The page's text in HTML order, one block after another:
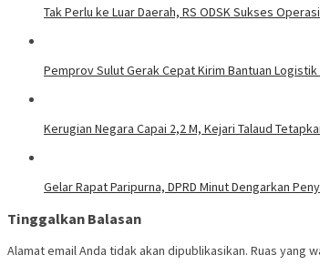
Tak Perlu ke Luar Daerah, RS ODSK Sukses
Pemprov Sulut Gerak Cepat Kirim Bantuan
Kerugian Negara Capai 2,2 M, Kejari Talaud
Gelar Rapat Paripurna, DPRD Minut Dengarkan
Tinggalkan Balasan
Alamat email Anda tidak akan dipublikasikan. Ruas yang